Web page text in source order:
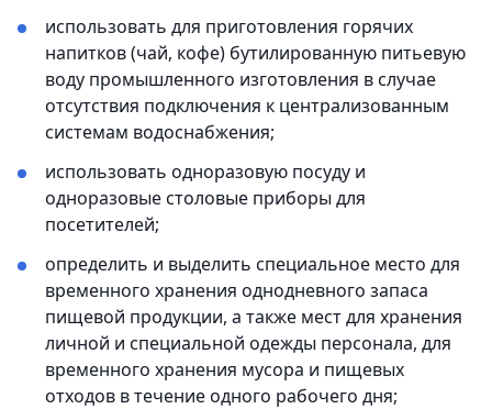
использовать для приготовления горячих
напитков (чай, кофе) бутилированную питьевую
воду промышленного изготовления в случае
отсутствия подключения к централизованным
системам водоснабжения;
использовать одноразовую посуду и
одноразовые столовые приборы для
посетителей;
определить и выделить специальное место для
временного хранения однодневного запаса
пищевой продукции, а также мест для хранения
личной и специальной одежды персонала, для
временного хранения мусора и пищевых
отходов в течение одного рабочего дня;